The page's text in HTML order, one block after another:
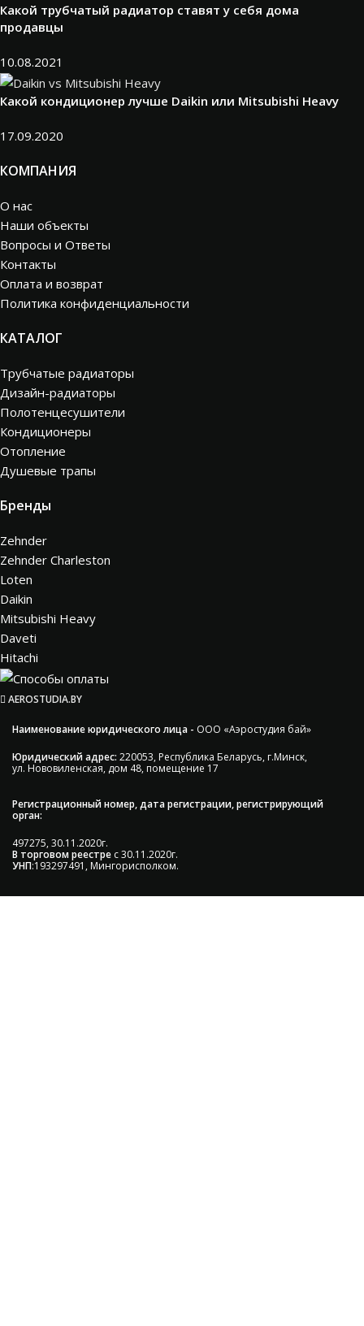
Какой трубчатый радиатор ставят у себя дома
продавцы
10.08.2021
Какой кондиционер лучше Daikin или Mitsubishi Heavy
17.09.2020
КОМПАНИЯ
О нас
Наши объекты
Вопросы и Ответы
Контакты
Оплата и возврат
Политика конфиденциальности
КАТАЛОГ
Трубчатые радиаторы
Дизайн-радиаторы
Полотенцесушители
Кондиционеры
Отопление
Душевые трапы
Бренды
Zehnder
Zehnder Charleston
Loten
Daikin
Mitsubishi Heavy
Daveti
Hitachi
AEROSTUDIA.BY
Наименование юридического лица - ООО «Аэростудия бай»
Юридический адрес: 220053, Республика Беларусь, г.Минск,
ул. Нововиленская, дом 48, помещение 17
Регистрационный номер, дата регистрации, регистрирующий
орган:
497275, 30.11.2020г.
В торговом реестре с 30.11.2020г.
УНП:193297491, Мингорисполком.